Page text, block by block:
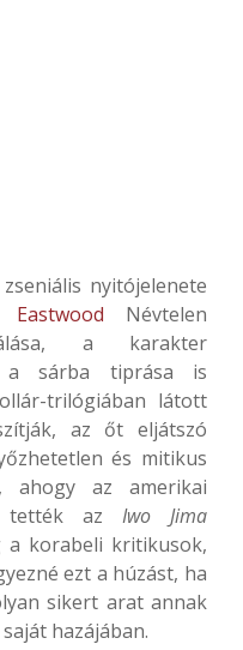
nyitójelenete
Névtelen
a karakter
a sárba tiprása is
trilógiában látott
az őt eljátszó
és mitikus
ahogy az amerikai
tették az Iwo Jima
a korabeli kritikusok,
ezt a húzást, ha
sikert arat annak
hazájában.